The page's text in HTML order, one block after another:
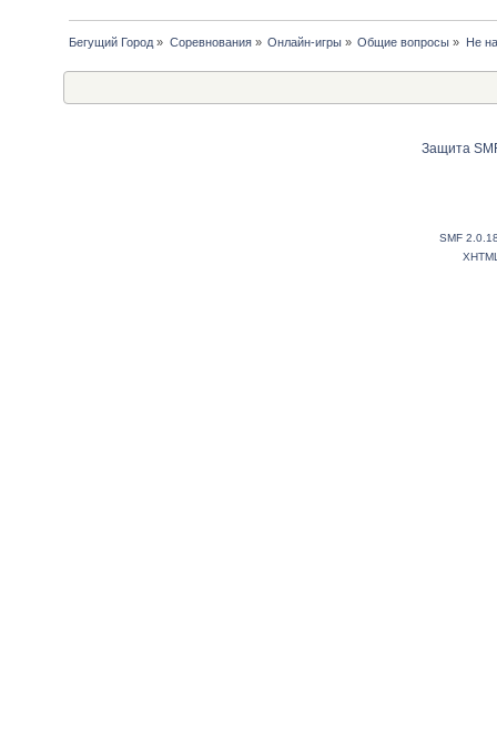
Бегущий Город » Соревнования» Онлайн-игры » Общие вопросы » Не
Защита
SMF